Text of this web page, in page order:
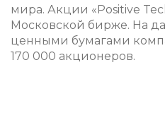
мира. Акции «Positive
Московской бирже. На
ценными бумагами
170 000 акционеров.